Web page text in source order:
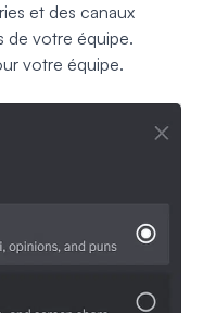
et des canaux
de votre équipe.
votre équipe.